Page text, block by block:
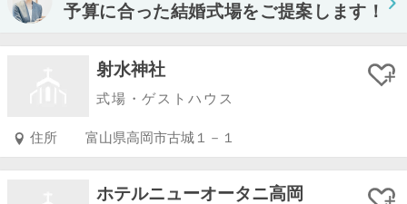
予算に合った結婚式場をご提案します！
射水神社
式場・ゲストハウス
住所 富山県高岡市古城１－１
ホテルニューオータニ高岡